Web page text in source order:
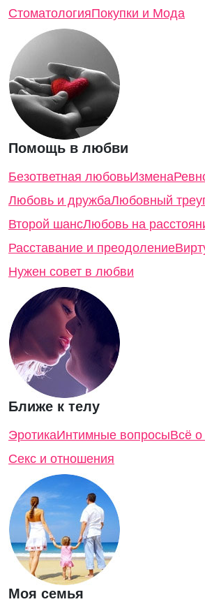
СтоматологияПокупки и Мода
Помощь в любви
Безответная любовьИзмена
Любовь и дружбаЛюбовный
Второй шансЛюбовь на
Расставание и преодоление
Нужен совет в любви
Ближе к телу
ЭротикаИнтимные вопросыВсё о
Секс и отношения
Моя семья